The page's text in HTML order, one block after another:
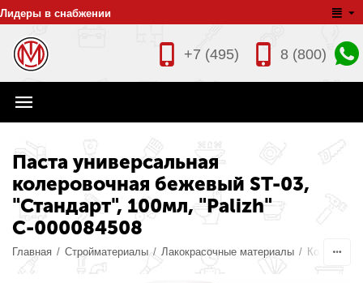
Лидеры в снабжении
8 (800)
+7 (495)
Паста универсальная
колеровочная бежевый ST-03,
"Стандарт", 100мл, "Palizh"
С-000084508
Главная / Стройматериалы / Лакокрасочные материалы / Колеры